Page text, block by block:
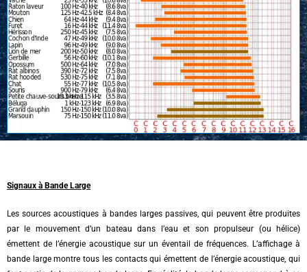
Signaux à Bande Large
Les sources acoustiques à bandes larges passives, qui peuvent être produites
par le mouvement d’un bateau dans l’eau et son propulseur (ou hélice)
émettent de l’énergie acoustique sur un éventail de fréquences. L’affichage à
bande large montre tous les contacts qui émettent de l’énergie acoustique, qui